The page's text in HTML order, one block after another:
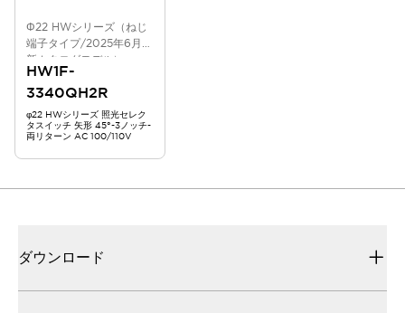
Φ22 HWシリーズ（ねじ
端子タイプ/2025年6月版
新カタログモデル）
HW1F-
3340QH2R
φ22 HWシリーズ 照光セレク
タスイッチ 矢形 45°-3ノッチ-
両リターン AC 100/110V
ダウンロード